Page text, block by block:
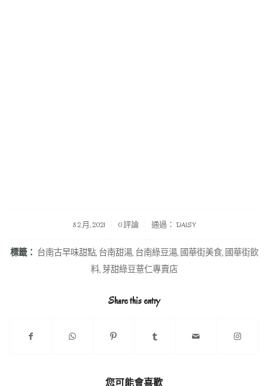
8 2 月, 2021
/ 0 評論 通過： DAISY
標籤： 台南古早味甜點, 台南甜湯, 台南綠豆湯, 國華街美食, 國華街飲
料,芽甜綠豆薏仁專賣店
Share this entry
您可能會喜歡